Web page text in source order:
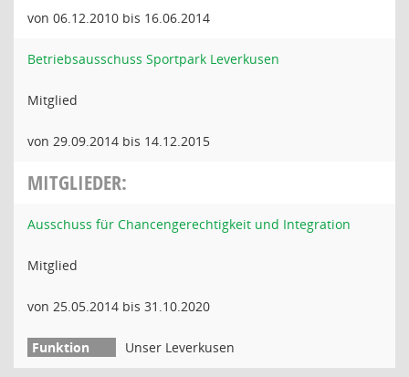
von 06.12.2010 bis 16.06.2014
Betriebsausschuss Sportpark Leverkusen
Mitglied
von 29.09.2014 bis 14.12.2015
MITGLIEDER:
Ausschuss für Chancengerechtigkeit und Integration
Mitglied
von 25.05.2014 bis 31.10.2020
Unser Leverkusen